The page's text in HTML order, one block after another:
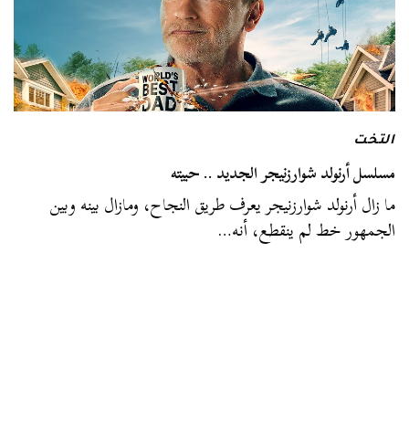
التخت
مسلسل أرنولد شوارزنيجر الجديد .. حبيته
ما زال أرنولد شوارزنيجر يعرف طريق النجاح، ومازال بينه وبين
الجمهور خط لم ينقطع، أنه…